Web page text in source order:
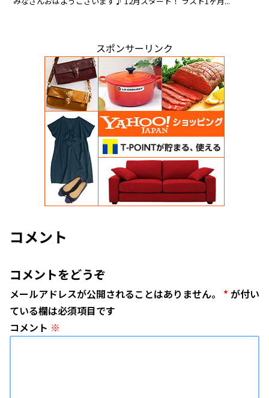
スポンサーリンク
コメント
コメントをどうぞ
メールアドレスが公開されることはありません。 * が付い
ている欄は必須項目です
コメント ※